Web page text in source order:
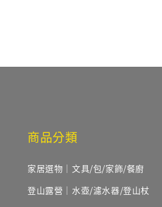
商品分類
家居選物｜文具/包/家飾/餐廚
登山露營｜水壺/濾水器/登山杖